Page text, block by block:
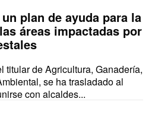
plan de ayuda para la
áreas impactadas por
titular de Agricultura, Ganadería,
se ha trasladado al
con alcaldes...